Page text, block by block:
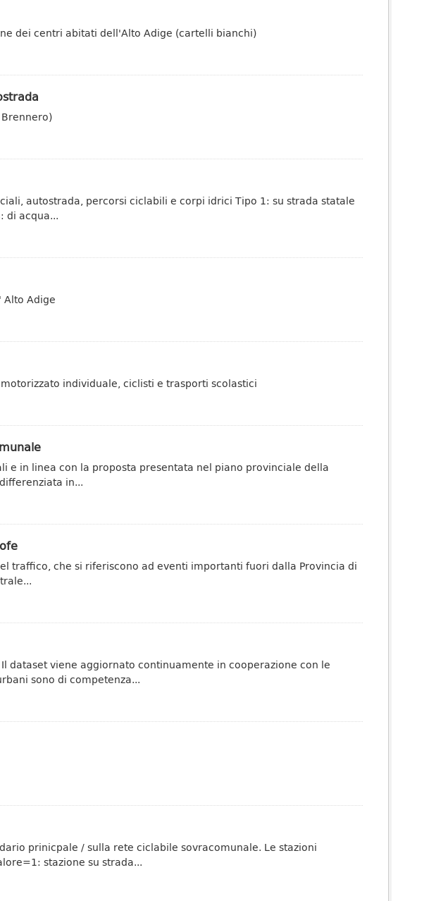
dei centri abitati dell'Alto Adige (cartelli bianchi)
autostrada, percorsi ciclabili e corpi idrici Tipo 1: su strada statale
di acqua...
Adige
individuale, ciclisti e trasporti scolastici
e in linea con la proposta presentata nel piano provinciale della
in...
traffico, che si riferiscono ad eventi importanti fuori dalla Provincia di
dataset viene aggiornato continuamente in cooperazione con le
sono di competenza...
prinicpale / sulla rete ciclabile sovracomunale. Le stazioni
stazione su strada...